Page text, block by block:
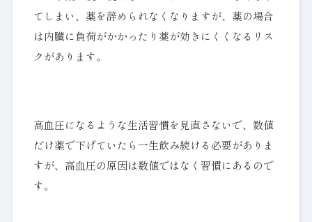
てしまい、薬を辞められなくなりますが、薬の場合
は内臓に負荷がかかったり薬が効きにくくなるリス
クがあります。
高血圧になるような生活習慣を見直さないで、数値
だけ薬で下げていたら一生飲み続ける必要がありま
すが、高血圧の原因は数値ではなく習慣にあるので
す。